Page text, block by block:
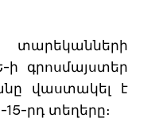
գրոսմայստեր
վաստակել է
րդ տեղերը։